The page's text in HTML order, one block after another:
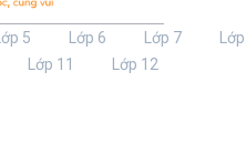
Lớp 5 Lớp 6 Lớp 7
Lớp
Lớp 11 Lớp 12